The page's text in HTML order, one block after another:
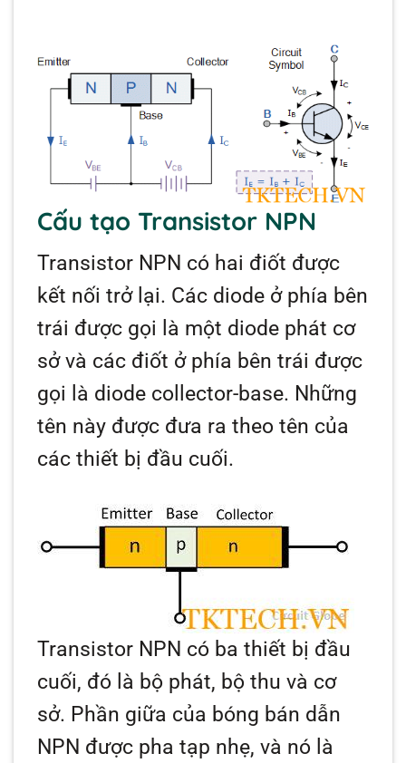
Cấu tạo Transistor NPN
Transistor NPN có hai điốt được
kết nối trở lại. Các diode ở phía bên
trái được gọi là một diode phát cơ
sở và các điốt ở phía bên trái được
gọi là diode collector-base. Những
tên này được đưa ra theo tên của
các thiết bị đầu cuối.
Transistor NPN có ba thiết bị đầu
cuối, đó là bộ phát, bộ thu và cơ
sở. Phần giữa của bóng bán dẫn
NPN được pha tạp nhẹ, và nó là